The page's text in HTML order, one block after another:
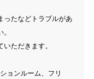
ったなどトラブルがあ
ただきます。
ョンルーム、フリ